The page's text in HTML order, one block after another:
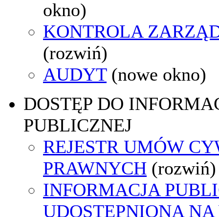
okno)
KONTROLA
(rozwiń)
AUDYT (nowe okno)
DOSTĘP DO
PUBLICZNEJ
REJESTR UMÓW
PRAWNYCH (rozwiń)
INFORMACJA
UDOSTĘPNIONA